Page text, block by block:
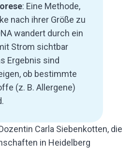
: Eine Methode,
nach ihrer Größe zu
wandert durch ein
Strom sichtbar
Ergebnis sind
ob bestimmte
(z. B. Allergene)
Carla Siebenkotten, die
in Heidelberg